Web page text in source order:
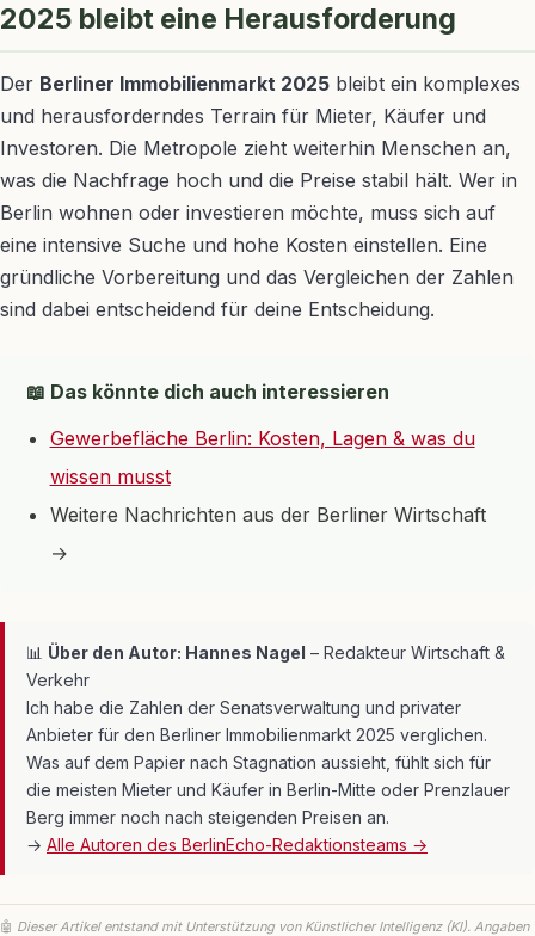
2025 bleibt eine Herausforderung
Der Berliner Immobilienmarkt 2025 bleibt ein komplexes
und herausforderndes Terrain für Mieter, Käufer und
Investoren. Die Metropole zieht weiterhin Menschen an,
was die Nachfrage hoch und die Preise stabil hält. Wer in
Berlin wohnen oder investieren möchte, muss sich auf
eine intensive Suche und hohe Kosten einstellen. Eine
gründliche Vorbereitung und das Vergleichen der Zahlen
sind dabei entscheidend für deine Entscheidung.
📖 Das könnte dich auch interessieren
Gewerbefläche Berlin: Kosten, Lagen & was du
wissen musst
Weitere Nachrichten aus der Berliner Wirtschaft
→
📊 Über den Autor: Hannes Nagel – Redakteur Wirtschaft &
Verkehr
Ich habe die Zahlen der Senatsverwaltung und privater
Anbieter für den Berliner Immobilienmarkt 2025 verglichen.
Was auf dem Papier nach Stagnation aussieht, fühlt sich für
die meisten Mieter und Käufer in Berlin-Mitte oder Prenzlauer
Berg immer noch nach steigenden Preisen an.
→ Alle Autoren des BerlinEcho-Redaktionsteams →
🤖 Dieser Artikel entstand mit Unterstützung von Künstlicher Intelligenz (KI). Angaben